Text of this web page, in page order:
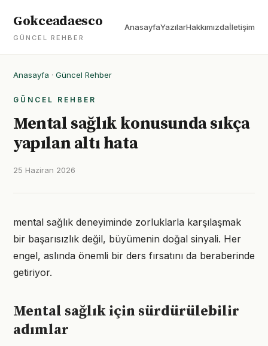
Gokceadaesco
GÜNCEL REHBER
AnasayfaYazılarHakkımızdaİletişim
Anasayfa · Güncel Rehber
GÜNCEL REHBER
Mental sağlık konusunda sıkça
yapılan altı hata
25 Haziran 2026
mental sağlık deneyiminde zorluklarla karşılaşmak
bir başarısızlık değil, büyümenin doğal sinyali. Her
engel, aslında önemli bir ders fırsatını da beraberinde
getiriyor.
Mental sağlık için sürdürülebilir
adımlar